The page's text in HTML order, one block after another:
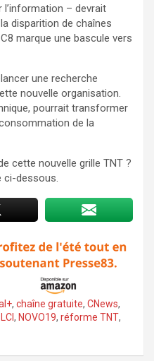
– devrait
disparition de chaînes
marque une bascule vers
une recherche
nouvelle organisation.
pourrait transformer
de la
cette nouvelle grille TNT ?
ci-dessous.
, chaîne gratuite, CNews,
LCI, NOVO19, réforme TNT,